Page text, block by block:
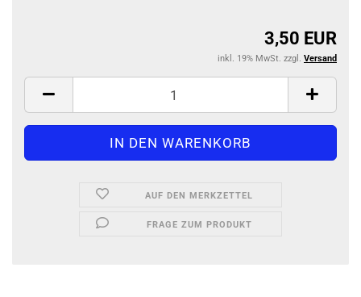
3,50 EUR
inkl. 19% MwSt. zzgl. Versand
AUF DEN MERKZETTEL
FRAGE ZUM PRODUKT